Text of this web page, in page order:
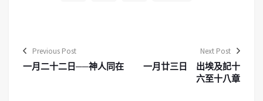
Previous Post
一月二十二日──神人同在
Next Post
一月廿三日 出埃及記十
六至十八章